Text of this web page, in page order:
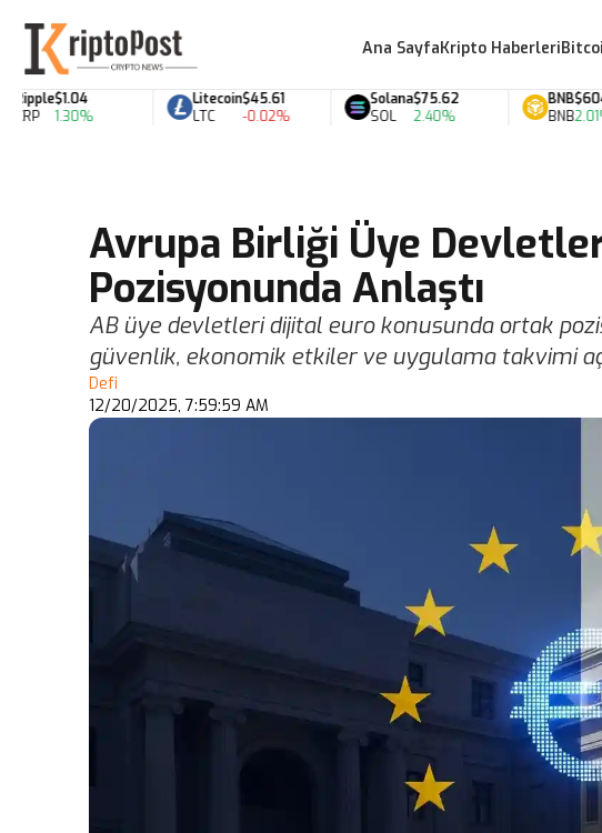
Ana SayfaKripto Haberleri
$1.04
1.30%
Litecoin
LTC
$45.61
-0.02%
Solana
SOL
$75.62
2.40%
BNB
BNB
$604.04
2.01%
Avrupa Birliği Üye
Pozisyonunda Anlaştı
AB üye devletleri dijital euro konusunda ortak
güvenlik, ekonomik etkiler ve uygulama takvimi
Defi
12/20/2025, 7:59:59 AM